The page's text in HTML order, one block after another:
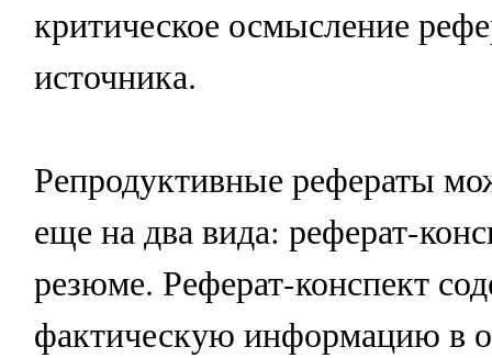
критическое осмысление
источника.
Репродуктивные рефераты
еще на два вида: реферат-
резюме. Реферат-конспект
фактическую информацию в